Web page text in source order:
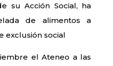
su Acción Social, ha
de alimentos a
exclusión social
el Ateneo a las